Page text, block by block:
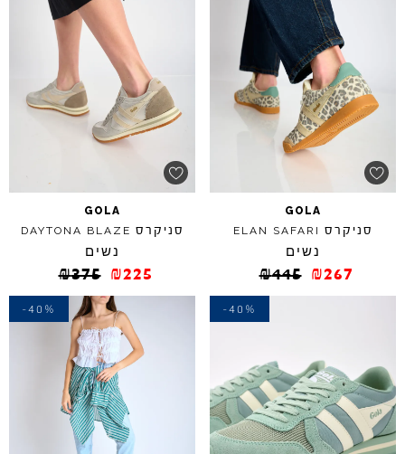
GOLA
סניקרס ELAN SAFARI
נשים
₪445 ₪267
GOLA
סניקרס DAYTONA BLAZE
נשים
₪375 ₪225
-40%
-40%